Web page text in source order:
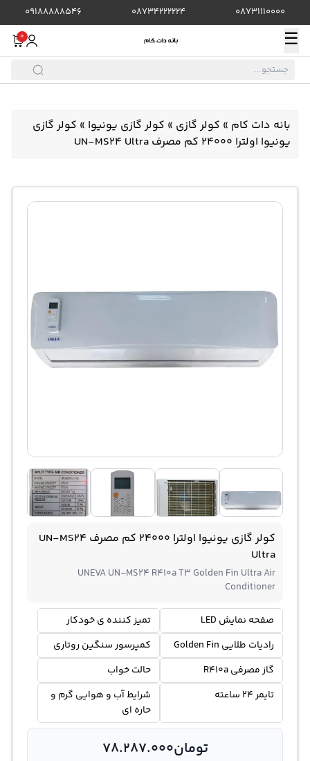
08731110000
08734222224
09188888546
☰
0
بانه دات کام » کولر گازی » کولر گازی یونیوا » کولر گازی
یونیوا اولترا 24000 کم مصرف UN-MS24 Ultra
کولر گازی یونیوا اولترا 24000 کم مصرف UN-MS24
Ultra
UNEVA UN-MS24 R410a T3 Golden Fin Ultra Air
Conditioner
صفحه نمایش LED
تمیز كننده ی خودكار
رادیات طلایی Golden Fin
کمپرسور سنگین روتاری
گاز مصرفی R410a
حالت خواب
تایمر 24 ساعته
شرایط آب و هوایی گرم و
حاره ای
تومان78.287.000